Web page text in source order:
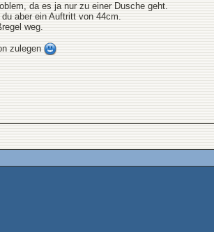
da es ja nur zu einer Dusche geht.
aber ein Auftritt von 44cm.
weg.
zulegen